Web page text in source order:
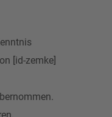
[id-zemke]